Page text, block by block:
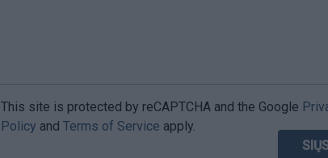
This site is protected by reCAPTCHA and the Google
Policy and Terms of Service apply.